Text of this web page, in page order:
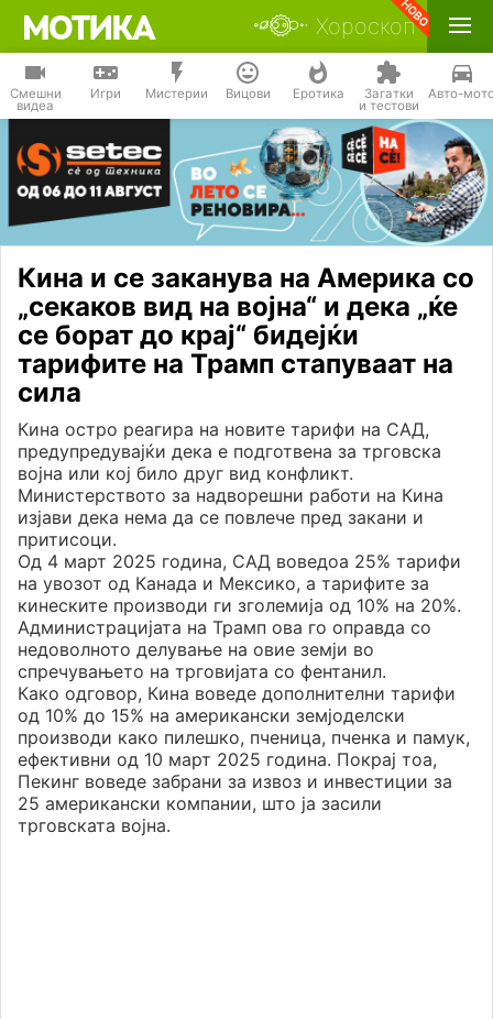
Хороскоп
Смешни
видеа
Игри Мистерии Вицови Еротика Загатки
и тестови
Авто-
Кина и се заканува на Америка со
„секаков вид на војна“ и дека „ќе
се борат до крај“ бидејќи
тарифите на Трамп стапуваат на
сила
Кина остро реагира на новите тарифи на САД,
предупредувајќи дека е подготвена за трговска
војна или кој било друг вид конфликт.
Министерството за надворешни работи на Кина
изјави дека нема да се повлече пред закани и
притисоци.
Од 4 март 2025 година, САД воведоа 25% тарифи
на увозот од Канада и Мексико, а тарифите за
кинеските производи ги зголемија од 10% на 20%.
Администрацијата на Трамп ова го оправда со
недоволното делување на овие земји во
спречувањето на трговијата со фентанил.
Како одговор, Кина воведе дополнителни тарифи
од 10% до 15% на американски земјоделски
производи како пилешко, пченица, пченка и памук,
ефективни од 10 март 2025 година. Покрај тоа,
Пекинг воведе забрани за извоз и инвестиции за
25 американски компании, што ја засили
трговската војна.